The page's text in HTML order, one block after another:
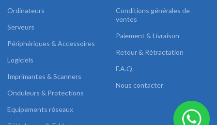
Ordinateurs
Serveurs
Périphériques & Accessoires
Logiciels
Imprimantes & Scanners
Onduleurs & Protections
Equipements réseaux
Conditions générales de
ventes
Paiement & Livraison
Retour & Rétractation
F.A.Q.
Nous contacter